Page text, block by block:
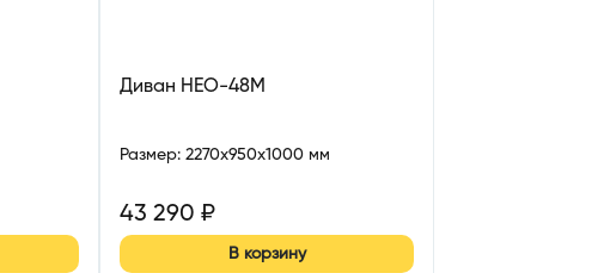
Диван НЕО-48М
Размер: 2270x950x1000 мм
43 290 ₽
В корзину